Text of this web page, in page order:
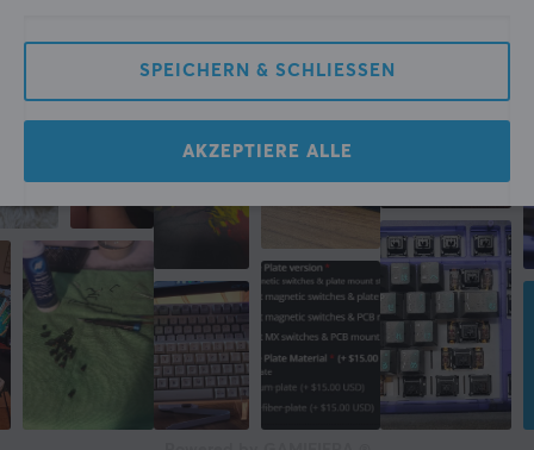
SPEICHERN & SCHLIESSEN
AKZEPTIERE ALLE